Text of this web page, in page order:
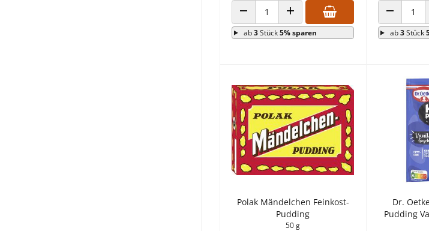
ANZAHL VERRINGERNANZAHL ERHÖHEN
ab3Stück5% sparen
ANZAHL
ab3Stück
Polak Mändelchen Feinkost-
Pudding
50 g
Dr.
Pudding